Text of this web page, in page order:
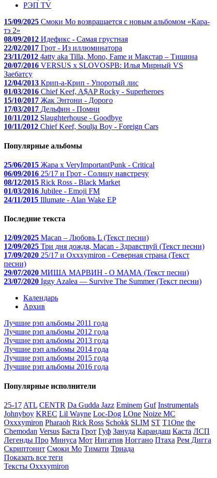
РЭП TV
15/09/2025 Смоки Мо возвращается с новым альбомом «Кара-
тэ 2»
08/09/2012 Идефикс - Самая грустная
22/02/2017 Грот - Из иллюминатора
23/11/2012 4atty aka Tilla, Mono, Fame и Макстар – Тишина
20/07/2016 VERSUS x SLOVOSPB: Илья Мирный VS
Заебатсу
12/04/2013 Крип-а-Крип - Упоротый лис
01/03/2016 Chief Keef, A$AP Rocky - Superheroes
15/10/2017 Жак Энтони - Дорого
17/03/2017 Дельфин - Помни
10/11/2012 Slaughterhouse - Goodbye
10/11/2012 Chief Keef, Soulja Boy - Foreign Cars
Популярные альбомы
25/06/2015 Жара x VeryImportantPunk - Critical
06/09/2016 25/17 и Грот - Солнцу навстречу
08/12/2015 Rick Ross - Black Market
01/03/2016 Jubilee - Emoji FM
24/11/2015 Illumate - Alan Wake EP
Последние текста
12/09/2025 Macan – Любовь L (Текст песни)
12/09/2025 Три дня дождя, Macan - Здравствуй (Текст песни)
17/09/2020 25/17 и Oxxxymiron - Северная страна (Текст
песни)
29/07/2020 МИША МАРВИН - О МАМА (Текст песни)
23/07/2020 Iggy Azalea — Survive The Summer (Текст песни)
Календарь
Архив
Лучшие рэп альбомы 2011 года
Лучшие рэп альбомы 2012 года
Лучшие рэп альбомы 2013 года
Лучшие рэп альбомы 2014 года
Лучшие рэп альбомы 2015 года
Лучшие рэп альбомы 2016 года
Популярные исполнители
25-17 ATL CENTR Da Gudda Jazz Eminem Guf Instrumentals
Johnyboy KREC Lil Wayne Loc-Dog LOne Noize MC
Oxxxymiron Pharaoh Rick Ross Schokk SLIM ST T1One the
Chemodan Versus Баста Грот Гуф Зануда Карандаш Каста ЛСП
Легенды Про Минуса Мот Нигатив Ноггано Птаха Рем Дигга
Скриптонит Смоки Мо Тимати Триада
Показать все теги
Тексты Oxxxymiron